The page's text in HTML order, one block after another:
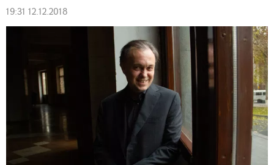
19:31 12.12.2018